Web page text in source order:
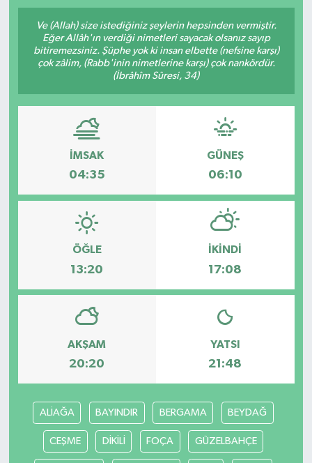
Ve (Allah) size istediğiniz şeylerin hepsinden vermiştir.
Eğer Allâh'ın verdiği nimetleri sayacak olsanız sayıp
bitiremezsiniz. Şüphe yok ki insan elbette (nefsine karşı)
çok zâlim, (Rabb'inin nimetlerine karşı) çok nankördür.
(İbrâhîm Sûresi, 34)
İMSAK
04:35
GÜNEŞ
06:10
ÖĞLE
13:20
İKINDI
17:08
AKŞAM
20:20
YATSI
21:48
ALİAĞA BAYINDIR BERGAMA BEYDAĞ
CEŞME DİKİLİ FOÇA GÜZELBAHÇE